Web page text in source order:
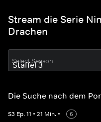
Stream die Serie
Drachen
Select Season
Die Suche nach dem
S3 Ep.11 • 21 Min. •
6